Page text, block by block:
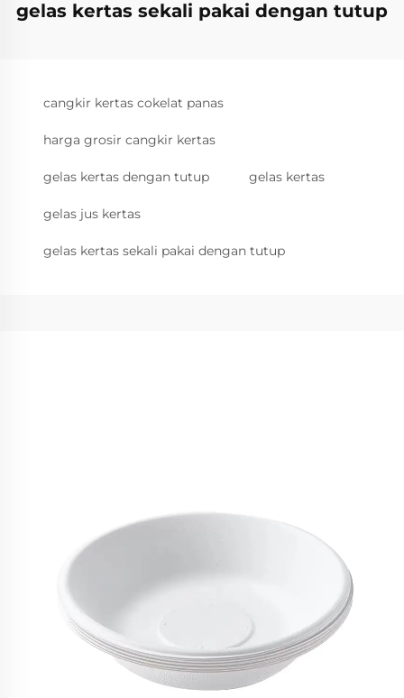
gelas kertas sekali pakai dengan tutup
cangkir kertas cokelat panas
harga grosir cangkir kertas
gelas kertas dengan tutup gelas kertas
gelas jus kertas
gelas kertas sekali pakai dengan tutup